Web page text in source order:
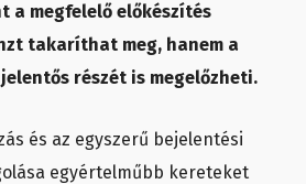
a megfelelő előkészítés
takaríthat meg, hanem a
részét is megelőzheti.
és az egyszerű bejelentési
egyértelműbb kereteket